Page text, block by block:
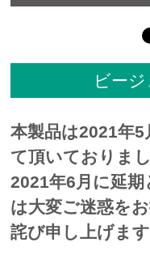
ビー
本製品は2021年
て頂いておりま
2021年6 月に延
は大変ご迷惑を
詫び申し上げます